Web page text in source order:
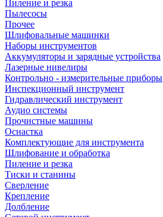
Пиление и резка
Пылесосы
Прочее
Шлифовальные машинки
Наборы инструментов
Аккумуляторы и зарядные устройства
Лазерные нивелиры
Контрольно - измерительные приборы
Инспекционный инструмент
Гидравлический инструмент
Аудио системы
Прочистные машины
Оснастка
Комплектующие для инструмента
Шлифование и обработка
Пиление и резка
Тиски и станины
Сверление
Крепление
Долбление